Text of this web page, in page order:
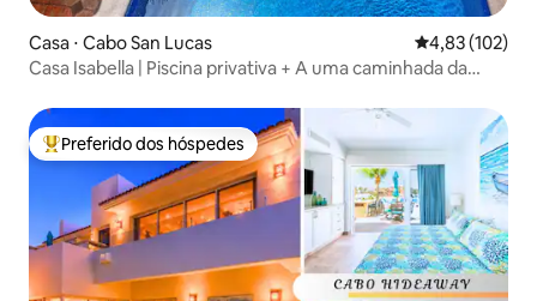
Casa ⋅ Cabo San Lucas 4,83 de uma
4,83 (102)
Casa Isabella | Piscina privativa + A uma caminhada da
Entre os melhores preferidos dos hóspedes
Preferido dos hóspedes